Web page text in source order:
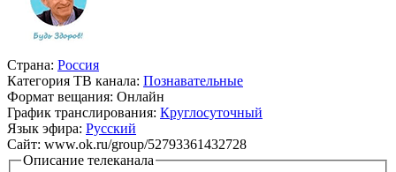
Страна: Россия
Категория ТВ канала: Познавательные
Формат вещания: Онлайн
График транслирования: Круглосуточный
Язык эфира: Русский
Сайт: www.ok.ru/group/52793361432728
Описание телеканала